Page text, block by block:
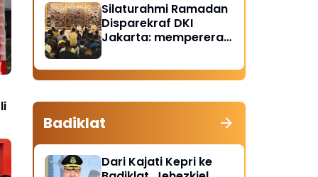
Piatu
Silaturahmi Ramadan
Disparekraf DKI
Jakarta: mempererat
soliditas
Badiklat
Dari Kajati Kepri ke